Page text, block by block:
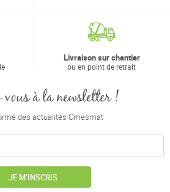
Livraison sur chantier
ou en point de retrait
à la newsletter !
des actualités Cmesmat
JE M’INSCRIS